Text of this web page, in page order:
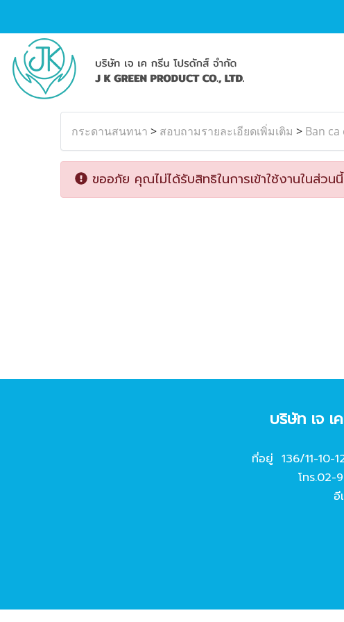
กระดานสนทนา > สอบถามรายละเอียดเพิ่มเติม > Ban
ขออภัย คุณไม่ได้รับสิทธิในการเข้าใช้งานในส่วนนี้
บริษัท เจ
ที่อยู่ 136/11-10-
โทร.02-
อี